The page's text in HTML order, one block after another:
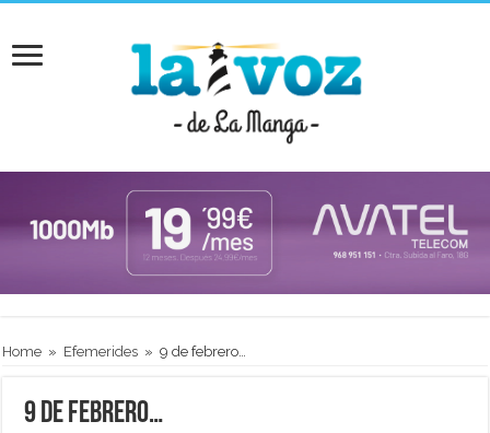
Home » Efemerides » 9 de febrero…
9 de febrero…